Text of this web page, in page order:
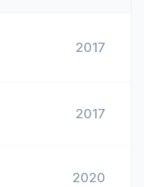
2017
2017
2020